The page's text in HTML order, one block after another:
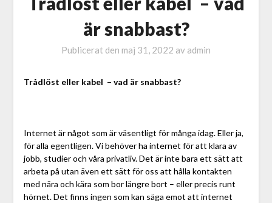
är snabbast?
Publicerat den maj 31, 2022 av admin
Trådlöst eller kabel – vad är snabbast?
Internet är något som är väsentligt för många idag. Eller ja,
för alla egentligen. Vi behöver ha internet för att klara av
jobb, studier och våra privatliv. Det är inte bara ett sätt att
arbeta på utan även ett sätt för oss att hålla kontakten
med nära och kära som bor längre bort – eller precis runt
hörnet. Det finns ingen som kan säga emot att internet